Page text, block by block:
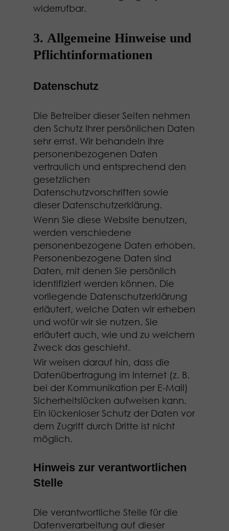
widerrufbar.
3. Allgemeine Hinweise und
Pflicht­informationen
Datenschutz
Die Betreiber dieser Seiten nehmen
den Schutz Ihrer persönlichen Daten
sehr ernst. Wir behandeln Ihre
personenbezogenen Daten
vertraulich und entsprechend den
gesetzlichen
Datenschutzvorschriften sowie
dieser Datenschutzerklärung.
Wenn Sie diese Website benutzen,
werden verschiedene
personenbezogene Daten erhoben.
Personenbezogene Daten sind
Daten, mit denen Sie persönlich
identifiziert werden können. Die
vorliegende Datenschutzerklärung
erläutert, welche Daten wir erheben
und wofür wir sie nutzen. Sie
erläutert auch, wie und zu welchem
Zweck das geschieht.
Wir weisen darauf hin, dass die
Datenübertragung im Internet (z. B.
bei der Kommunikation per E-Mail)
Sicherheitslücken aufweisen kann.
Ein lückenloser Schutz der Daten vor
dem Zugriff durch Dritte ist nicht
möglich.
Hinweis zur verantwortlichen
Stelle
Die verantwortliche Stelle für die
Datenverarbeitung auf dieser